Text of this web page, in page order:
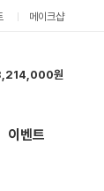
메이크샵
원
원
이벤트